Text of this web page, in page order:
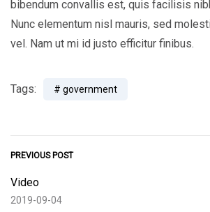
bibendum convallis est, quis facilisis
Nunc elementum nisl mauris, sed
vel. Nam ut mi id justo efficitur finibus.
Tags: government
PREVIOUS POST
Video
2019-09-04